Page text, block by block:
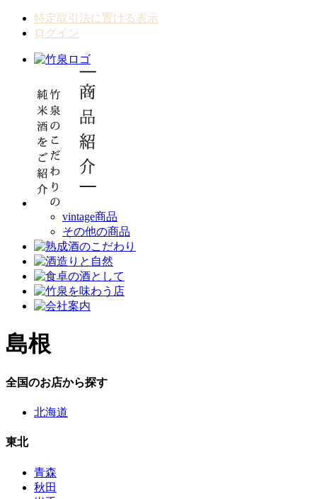
特定取引法に置ける表示
ログイン
vintage商品
その他の商品
島根
全国のお店から探す
北海道
東北
青森
秋田